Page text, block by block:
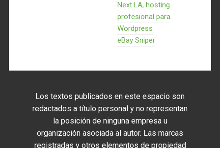
Next.LA, hosting
profesional para
Wordpress
eBay Sniper
Los textos publicados en este espacio son
redactados a título personal y no representan
la posición de ninguna empresa u
organización asociada al autor. Las marcas
registradas y otros elementos de propiedad